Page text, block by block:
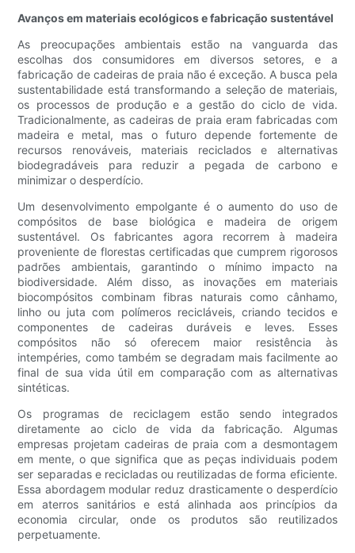
Avanços em materiais ecológicos e fabricação sustentável
As preocupações ambientais estão na vanguarda das
escolhas dos consumidores em diversos setores, e a
fabricação de cadeiras de praia não é exceção. A busca pela
sustentabilidade está transformando a seleção de materiais,
os processos de produção e a gestão do ciclo de vida.
Tradicionalmente, as cadeiras de praia eram fabricadas com
madeira e metal, mas o futuro depende fortemente de
recursos renováveis, materiais reciclados e alternativas
biodegradáveis ​​para reduzir a pegada de carbono e
minimizar o desperdício.
Um desenvolvimento empolgante é o aumento do uso de
compósitos de base biológica e madeira de origem
sustentável. Os fabricantes agora recorrem à madeira
proveniente de florestas certificadas que cumprem rigorosos
padrões ambientais, garantindo o mínimo impacto na
biodiversidade. Além disso, as inovações em materiais
biocompósitos combinam fibras naturais como cânhamo,
linho ou juta com polímeros recicláveis, criando tecidos e
componentes de cadeiras duráveis ​​e leves. Esses
compósitos não só oferecem maior resistência às
intempéries, como também se degradam mais facilmente ao
final de sua vida útil em comparação com as alternativas
sintéticas.
Os programas de reciclagem estão sendo integrados
diretamente ao ciclo de vida da fabricação. Algumas
empresas projetam cadeiras de praia com a desmontagem
em mente, o que significa que as peças individuais podem
ser separadas e recicladas ou reutilizadas de forma eficiente.
Essa abordagem modular reduz drasticamente o desperdício
em aterros sanitários e está alinhada aos princípios da
economia circular, onde os produtos são reutilizados
perpetuamente.